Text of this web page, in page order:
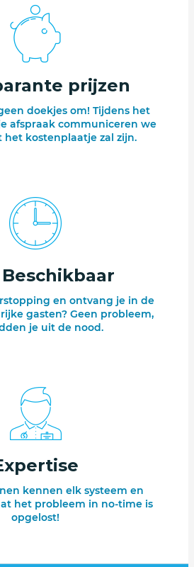
prijzen
doekjes om! Tijdens het
afspraak communiceren we
kostenplaatje zal zijn.
en ontvang je in de
gasten? Geen probleem,
je uit de nood.
kennen elk systeem en
het probleem in no-time is
opgelost!